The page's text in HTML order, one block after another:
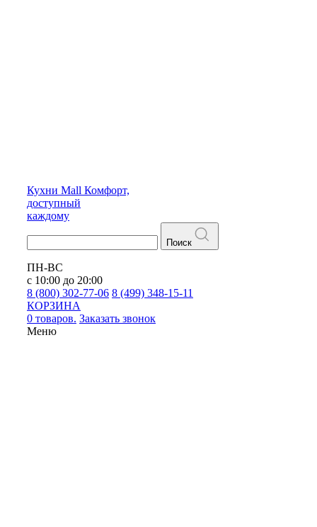
Кухни Mall Комфорт,
доступный
каждому
Поиск
ПН-ВС
с 10:00 до 20:00
8 (800) 302-77-06 8 (499) 348-15-11
КОРЗИНА
0 товаров. Заказать звонок
Меню